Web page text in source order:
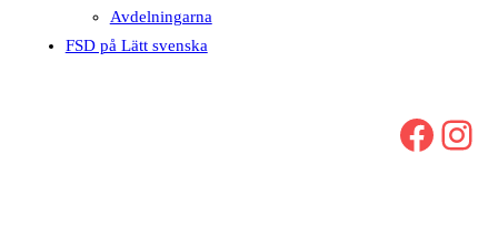
Avdelningarna
FSD på Lätt svenska
Facebook Instagram